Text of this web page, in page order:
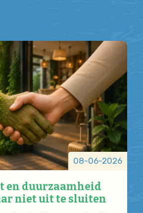
08-06-2026
en duurzaamheid
niet uit te sluiten